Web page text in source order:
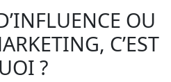
OU
C’EST
?